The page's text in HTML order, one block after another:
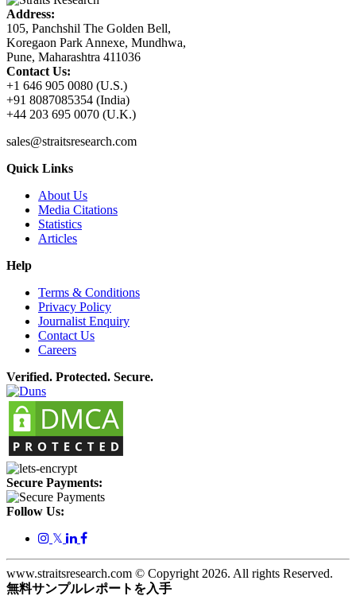
Address:
105, Panchshil The Golden Bell,
Koregaon Park Annexe, Mundhwa,
Pune, Maharashtra 411036
Contact Us:
+1 646 905 0080 (U.S.)
+91 8087085354 (India)
+44 203 695 0070 (U.K.)
sales@straitsresearch.com
Quick Links
About Us
Media Citations
Statistics
Articles
Help
Terms & Conditions
Privacy Policy
Journalist Enquiry
Contact Us
Careers
Verified. Protected. Secure.
Secure Payments:
Follow Us:
𝕏
www.straitsresearch.com © Copyright 2026. All rights Reserved.
無料サンプルレポートを入手